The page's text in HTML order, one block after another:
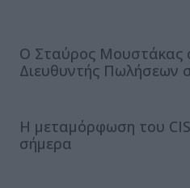
Ο Σταύρος Μουστάκας
Διευθυντής Πωλήσεων
Η μεταμόρφωση του
σήμερα